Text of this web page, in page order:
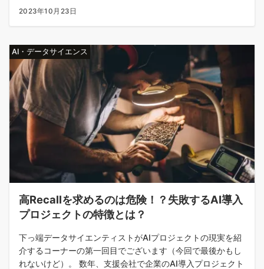
2023年10月23日
AI・データサイエンス
高Recallを求めるのは危険！？失敗するAI導入
プロジェクトの特徴とは？
下っ端データサイエンティストがAIプロジェクトの現実を紹
介するコーナーの第一回目でございます（今回で最後かもし
れないけど）。 数年、支援会社で企業のAI導入プロジェクト